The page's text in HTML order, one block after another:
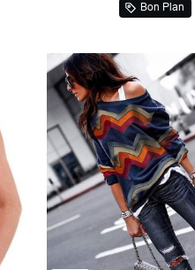
Bon Plan